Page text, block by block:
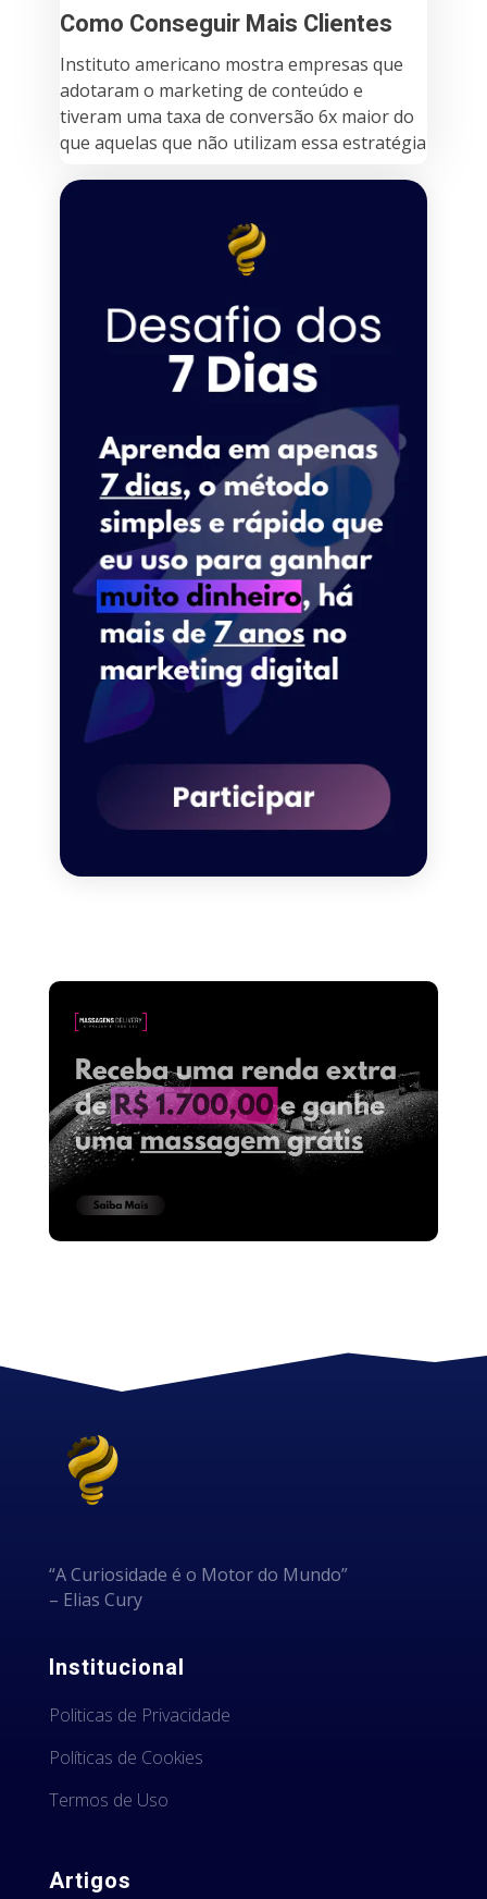
Como Conseguir Mais Clientes
Instituto americano mostra empresas que
adotaram o marketing de conteúdo e
tiveram uma taxa de conversão 6x maior do
que aquelas que não utilizam essa estratégia
“A Curiosidade é o Motor do Mundo”
– Elias Cury
Institucional
Politicas de Privacidade
Políticas de Cookies
Termos de Uso
Artigos